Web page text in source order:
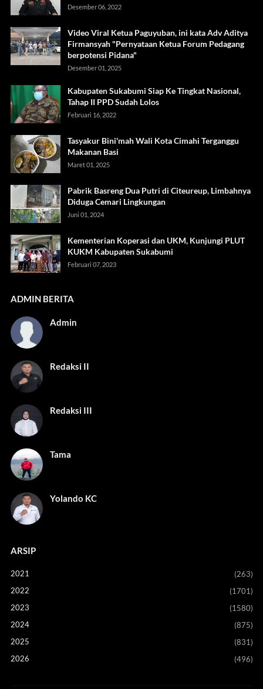
Desember 06, 2022
Video Viral Ketua Paguyuban, ini kata Adv Aditya
Firmansyah "Pernyataan Ketua Forum Pedagang
berpotensi Pidana"
Desember 01, 2025
Kabupaten Sukabumi Siap Ke Tingkat Nasional,
Tahap II PPD Sudah Lolos
Februari 16, 2022
Tasyakur Bini'mah Wali Kota Cimahi Terganggu
Makanan Basi
Maret 01, 2025
Pabrik Basreng Dua Putri di Citeureup, Limbahnya
Diduga Cemari Lingkungan
Juni 01, 2024
Kementerian Koperasi dan UKM, Kunjungi PLUT
KUKM Kabupaten Sukabumi
Februari 07, 2023
ADMIN BERITA
Admin
Redaksi II
Redaksi III
Tama
Yolando KC
ARSIP
2021
(263)
2022
(1701)
2023
(1580)
2024
(875)
2025
(831)
2026
(496)